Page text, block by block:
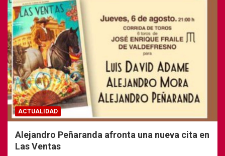
ACTUALIDAD
Alejandro Peñaranda afronta una nueva cita en
Las Ventas